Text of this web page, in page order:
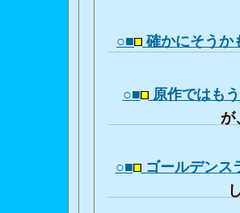
○■ 確かにそう
○■ 原作ではも
が
○■ ゴールデン